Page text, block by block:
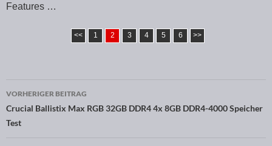
Features …
<< 1 2 3 4 5 6 >>
Beitragsnavigation
VORHERIGER BEITRAG
Crucial Ballistix Max RGB 32GB DDR4 4x 8GB DDR4-4000 Speicher
Test